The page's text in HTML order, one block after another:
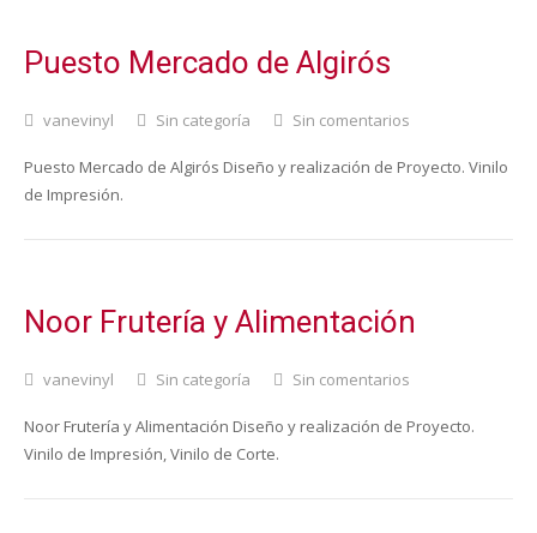
Puesto Mercado de Algirós
vanevinyl Sin categoría Sin comentarios
Puesto Mercado de Algirós Diseño y realización de Proyecto. Vinilo
de Impresión.
Noor Frutería y Alimentación
vanevinyl Sin categoría Sin comentarios
Noor Frutería y Alimentación Diseño y realización de Proyecto.
Vinilo de Impresión, Vinilo de Corte.